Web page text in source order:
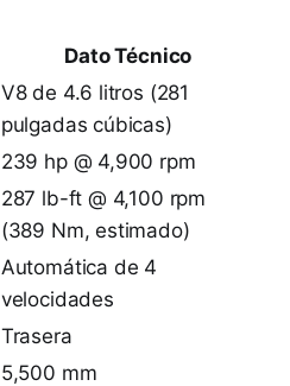
Dato Técnico
V8 de 4.6 litros (281
pulgadas cúbicas)
239 hp @ 4,900 rpm
287 lb-ft @ 4,100 rpm
(389 Nm, estimado)
Automática de 4
velocidades
Trasera
5,500 mm